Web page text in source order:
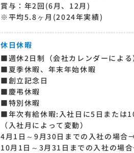
賞与：年2回(6月、12月)
※平均5.8ヶ月(2024年実績)
休日休暇
■週休2日制（会社カレンダーによる
■夏季休暇、年末年始休暇
■創立記念日
■慶弔休暇
■特別休暇
■年次有給休暇:入社日に5日または
（入社月によって変動）
4月1日～9月30日までの入社の場合
10月1日～3月31日までの入社の場